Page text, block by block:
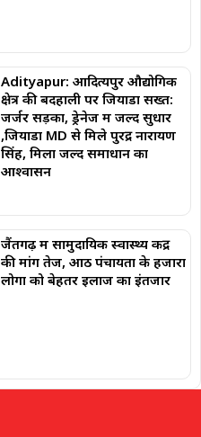
Adityapur: आदित्यपुर औद्योगिक
क्षेत्र की बदहाली पर जियाडा सख्त:
जर्जर सड़कों, ड्रेनेज में जल्द सुधार
,जियाडा MD से मिले पुरेंद्र नारायण
सिंह, मिला जल्द समाधान का
आश्वासन
जैंतगढ़ में सामुदायिक स्वास्थ्य केंद्र
की मांग तेज, आठ पंचायतों के हजारों
लोगों को बेहतर इलाज का इंतजार